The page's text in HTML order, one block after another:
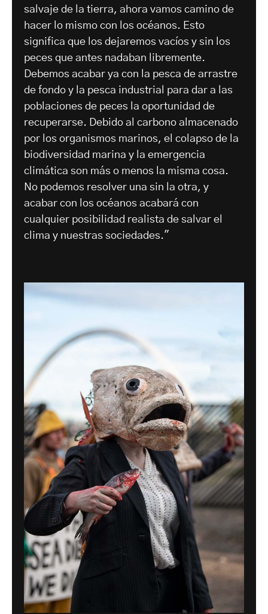
salvaje de la tierra, ahora vamos camino de
hacer lo mismo con los océanos. Esto
significa que los dejaremos vacíos y sin los
peces que antes nadaban libremente.
Debemos acabar ya con la pesca de arrastre
de fondo y la pesca industrial para dar a las
poblaciones de peces la oportunidad de
recuperarse. Debido al carbono almacenado
por los organismos marinos, el colapso de la
biodiversidad marina y la emergencia
climática son más o menos la misma cosa.
No podemos resolver una sin la otra, y
acabar con los océanos acabará con
cualquier posibilidad realista de salvar el
clima y nuestras sociedades."